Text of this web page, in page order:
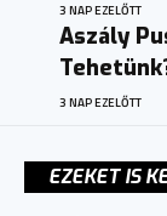
3 NAP EZELŐTT
Aszály
3 NAP EZELŐTT
EZEKET IS